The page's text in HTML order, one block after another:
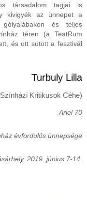
társadalom tagjai is
kivigyék az ünnepet a
és teljes
téren (a TeatRum
és ott sütött a fesztivál
Turbuly Lilla
Kritikusok Céhe)
Ariel 70
évfordulós ünnepsége
2019. június 7-14.